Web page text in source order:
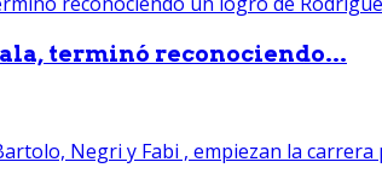
terminó reconociendo...